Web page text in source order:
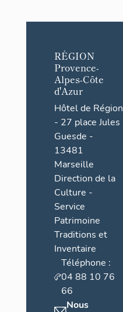
RÉGION
Provence-
Alpes-Côte
d'Azur
Hôtel de Région
- 27 place Jules
Guesde -
13481
Marseille
Direction de la
Culture -
Service
Patrimoine
Traditions et
Inventaire
Téléphone :
04 88 10 76
66
Nous